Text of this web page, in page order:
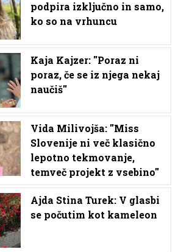
podpira izključno in samo,
ko so na vrhuncu
Kaja Kajzer: ''Poraz ni
poraz, če se iz njega nekaj
naučiš''
Vida Milivojša: ''Miss
Slovenije ni več klasično
lepotno tekmovanje,
temveč projekt z vsebino''
Ajda Stina Turek: V glasbi
se počutim kot kameleon